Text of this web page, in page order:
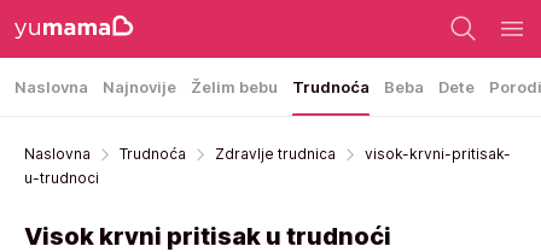
Naslovna Najnovije Želim bebu Trudnoća Beba Dete
Naslovna Trudnoća Zdravlje trudnica
visok-krvni-pritisak-
u-trudnoci
Visok krvni pritisak u trudnoći